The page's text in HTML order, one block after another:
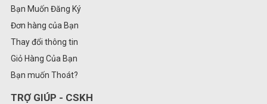
Bạn Muốn Đăng Ký
Đơn hàng của Bạn
Thay đổi thông tin
Giỏ Hàng Của Bạn
Bạn muốn Thoát?
TRỢ GIÚP - CSKH